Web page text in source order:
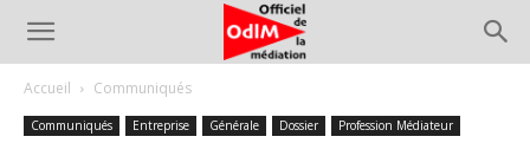
Accueil Communiqués
Communiqués Entreprise Générale Dossier Profession Médiateur